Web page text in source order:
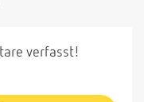
verfasst!